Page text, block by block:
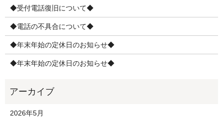
◆受付電話復旧について◆
◆電話の不具合について◆
◆年末年始の定休日のお知らせ◆
◆年末年始の定休日のお知らせ◆
2026年5月